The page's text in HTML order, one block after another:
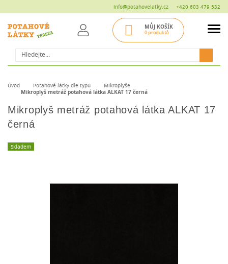
info@potahovelatky.cz +420 603 479 532
Hledat
MŮJ KOŠÍK
0 produktů
Úvod Potahové látky dle typu Mikroplyše
Mikroplyš metráž potahová látka ALKAT 17 černá
Mikroplyš metráž potahová látka ALKAT 17
černá
Skladem